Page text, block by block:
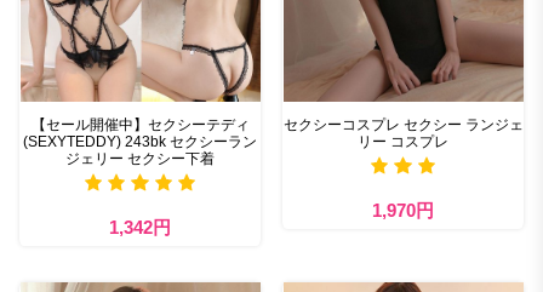
【セール開催中】セクシーテディ
(SEXYTEDDY) 243bk セクシーラン
ジェリー セクシー下着
1,342円
セクシーコスプレ セクシー ランジェ
リー コスプレ
1,970円